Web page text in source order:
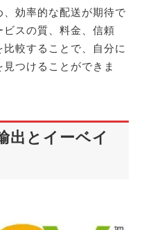
効率的な配送が期待で
スの質、料金、信頼
較することで、自分に
つけることができま
出とイーベイ